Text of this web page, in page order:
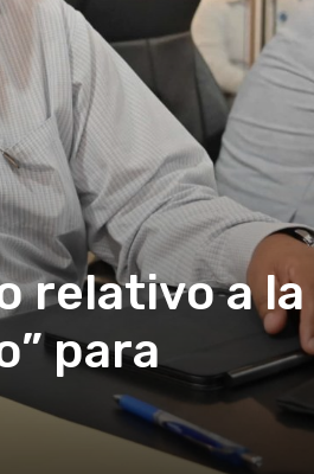
relativo a la
para